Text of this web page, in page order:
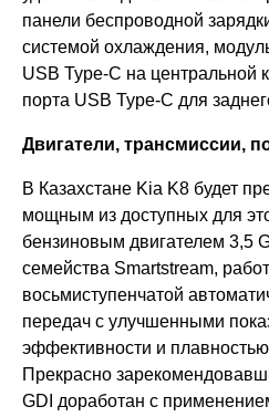
панели беспроводной
системой охлаждения,
USB Type-C на центральной
порта USB Type-C для
Двигатели, трансмиссии,
В Казахстане Kia K8 будет
мощным из доступных для
бензиновым двигателем 3,5
семейства Smartstream,
восьмиступенчатой
передач с улучшенными
эффективности и
Прекрасно
GDI доработан с